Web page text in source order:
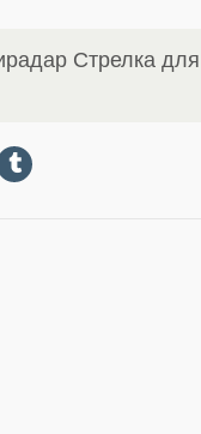
Стрелка